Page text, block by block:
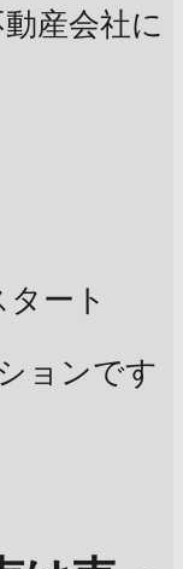
産会社に
ート
ョンです